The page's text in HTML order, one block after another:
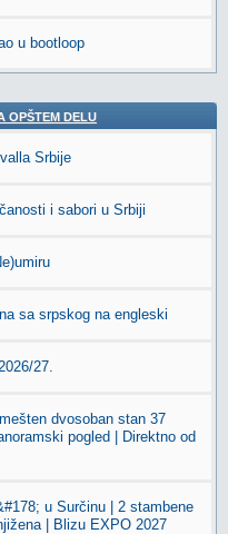
u bootloop
OPŠTEM DELU
Srbije
i sabori u Srbiji
sa srpskog na engleski
27.
dvosoban stan 37
pogled | Direktno od
u Surčinu | 2 stambene
| Blizu EXPO 2027